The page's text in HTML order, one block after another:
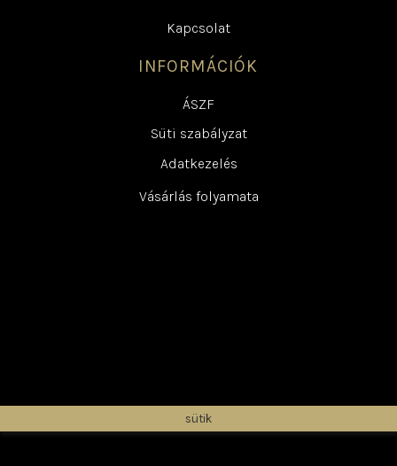
Kapcsolat
INFORMÁCIÓK
ÁSZF
Süti szabályzat
Adatkezelés
Vásárlás folyamata
sütik